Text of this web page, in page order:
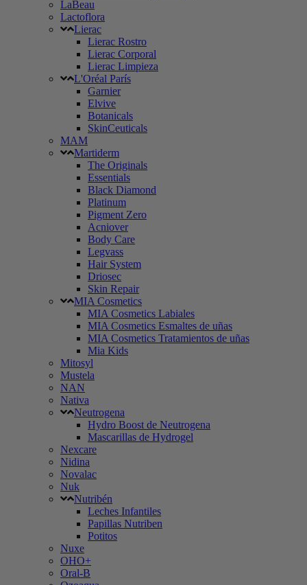
LaBeau
Lactoflora
Lierac
Lierac Rostro
Lierac Corporal
Lierac Limpieza
L'Oréal París
Garnier
Elvive
Botanicals
SkinCeuticals
MAM
Martiderm
The Originals
Essentials
Black Diamond
Platinum
Pigment Zero
Acniover
Body Care
Legvass
Hair System
Driosec
Skin Repair
MIA Cosmetics
MIA Cosmetics Labiales
MIA Cosmetics Esmaltes de uñas
MIA Cosmetics Tratamientos de uñas
Mia Kids
Mitosyl
Mustela
NAN
Nativa
Neutrogena
Hydro Boost de Neutrogena
Mascarillas de Hydrogel
Nexcare
Nidina
Novalac
Nuk
Nutribén
Leches Infantiles
Papillas Nutriben
Potitos
Nuxe
OHO+
Oral-B